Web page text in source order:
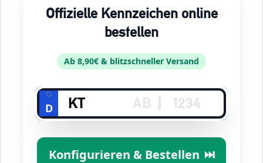
Offizielle Kennzeichen online
bestellen
Ab 8,90€ & blitzschneller Versand
D
Konfigurieren & Bestellen ⏭️